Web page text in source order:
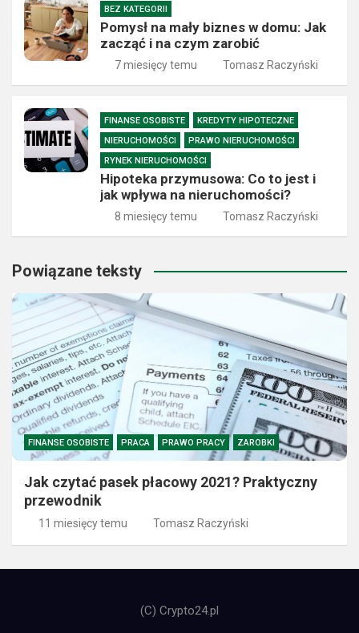
BEZ KATEGORII
Pomysł na mały biznes w domu: Jak
zacząć i na czym zarobić
7 miesięcy temu Tomasz Raczyński
FINANSE OSOBISTE
KREDYTY HIPOTECZNE
NIERUCHOMOŚCI
PRAWO NIERUCHOMOŚCI
RYNEK NIERUCHOMOŚCI
Hipoteka przymusowa: Co to jest i
jak wpływa na nieruchomości?
8 miesięcy temu Tomasz Raczyński
Powiązane teksty
FINANSE OSOBISTE PRACA PRAWO PRACY ZAROBKI
Jak czytać pasek płacowy 2021? Praktyczny
przewodnik
11 miesięcy temu Tomasz Raczyński
(C) Crypto24.pl